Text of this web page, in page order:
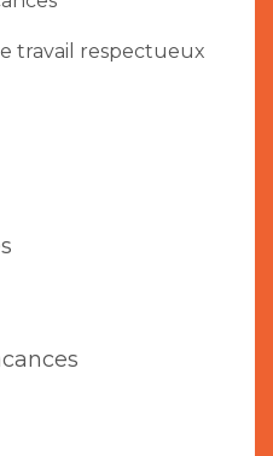
travail respectueux